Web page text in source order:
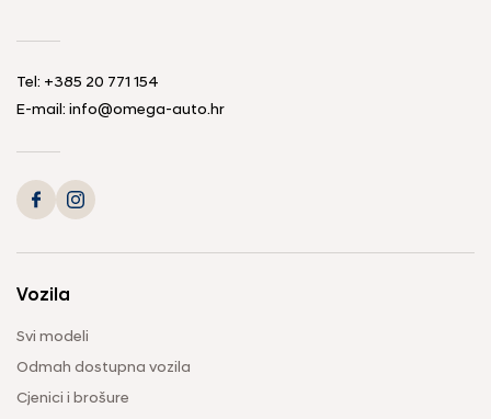
Tel: +385 20 771 154
E-mail: info@omega-auto.hr
Vozila
Svi modeli
Odmah dostupna vozila
Cjenici i brošure